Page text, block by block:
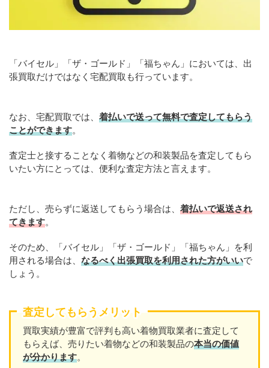
「バイセル」「ザ・ゴールド」「福ちゃん」においては、出
張買取だけではなく宅配買取も行っています。
なお、宅配買取では、 着払いで送って無料で査定してもらう
ことができます。
査定士と接することなく着物などの和装製品を査定してもら
いたい方にとっては、便利な査定方法と言えます。
ただし、売らずに返送してもらう場合は、 着払いで返送され
てきます。
そのため、「バイセル」「ザ・ゴールド」「福ちゃん」を利
用される場合は、 なるべく出張買取を利用された方がいいで
しょう。
査定してもらうメリット
買取実績が豊富で評判も高い着物買取業者に査定して
もらえば、売りたい着物などの和装製品の本当の価値
が分かります。